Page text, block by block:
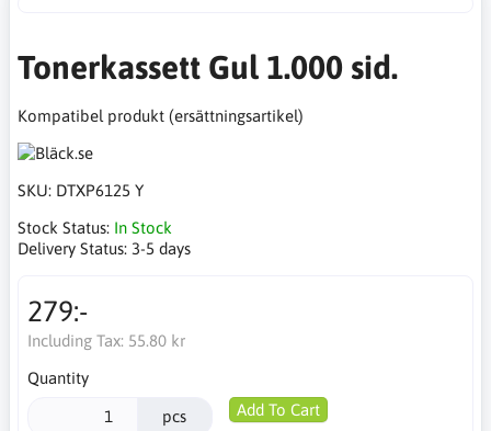
Tonerkassett Gul 1.000 sid.
Kompatibel produkt (ersättningsartikel)
SKU: DTXP6125 Y
Stock Status: In Stock
Delivery Status: 3-5 days
279:-
Including Tax: 55.80 kr
Quantity
pcs Add To Cart